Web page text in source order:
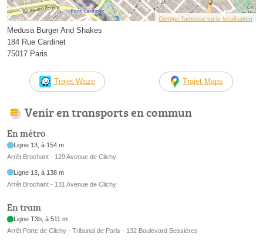
Corriger l’adresse ou la localisation
Medusa Burger And Shakes
184 Rue Cardinet
75017 Paris
Trajet Waze Trajet Maps
Venir en transports en commun
En métro
Ligne 13, à 154 m
Arrêt Brochant - 129 Avenue de Clichy
Ligne 13, à 138 m
Arrêt Brochant - 131 Avenue de Clichy
En tram
Ligne T3b, à 511 m
Arrêt Porte de Clichy - Tribunal de Paris - 132 Boulevard Bessières